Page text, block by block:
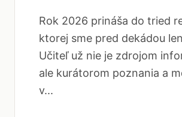
Rok 2026 prináša do tried
ktorej sme pred dekádou
Učiteľ už nie je zdrojom
ale kurátorom poznania a
v...